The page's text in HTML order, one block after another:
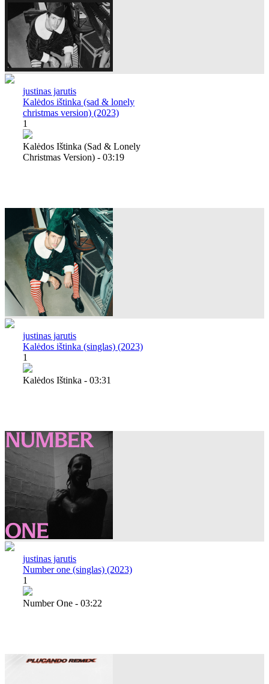
justinas jarutis
Kalėdos ištinka (sad & lonely
christmas version) (2023)
1
Kalėdos Ištinka (sad & Lonely
Christmas Version) - 03:19
justinas jarutis
Kalėdos ištinka (singlas) (2023)
1
Kalėdos Ištinka - 03:31
justinas jarutis
Number one (singlas) (2023)
1
Number One - 03:22